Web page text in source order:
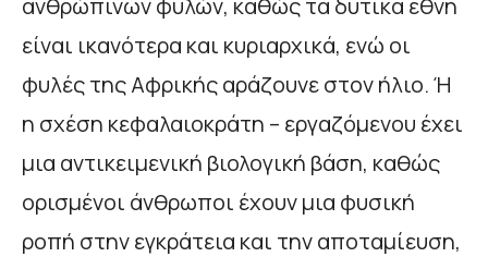
είναι ικανότερα και κυριαρχικά, ενώ οι
φυλές της Αφρικής αράζουνε στον ήλιο. Ή
η σχέση κεφαλαιοκράτη – εργαζόμενου έχει
μια αντικειμενική βιολογική βάση, καθώς
ορισμένοι άνθρωποι έχουν μια φυσική
ροπή στην εγκράτεια και την αποταμίευση,